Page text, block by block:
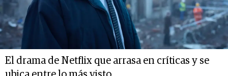
El drama de Netflix que arrasa en críticas y se